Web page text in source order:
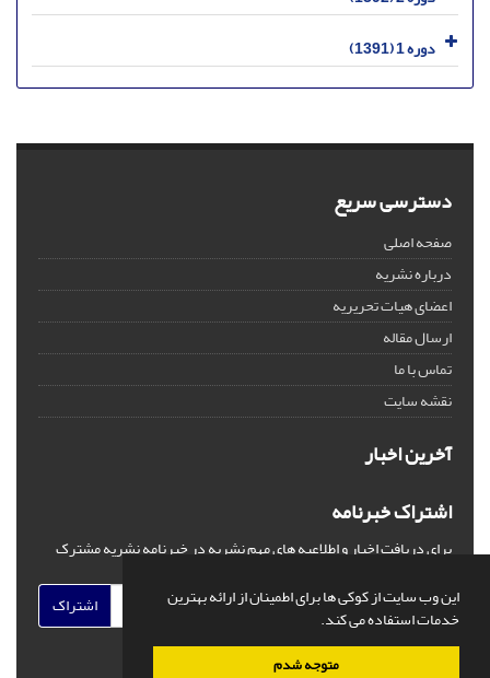
این وب سایت از کوکی ها برای اطمینان از ارائه بهترین
خدمات استفاده می کند.
متوجه شدم
دوره 1 (1391)
دسترسی سریع
صفحه اصلی
درباره نشریه
اعضای هیات تحریریه
ارسال مقاله
تماس با ما
نقشه سایت
آخرین اخبار
اشتراک خبرنامه
برای دریافت اخبار و اطلاعیه های مهم نشریه در خبرنامه نشریه مشترک
اشتراک